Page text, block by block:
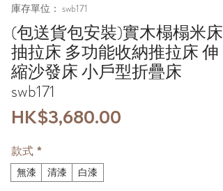
庫存單位： swb171
(包送貨包安裝)實木榻榻米床
抽拉床 多功能收納推拉床 伸
縮沙發床 小戶型折疊床
swb171
HK$3,680.00
款式 *
無漆 清漆 白漆